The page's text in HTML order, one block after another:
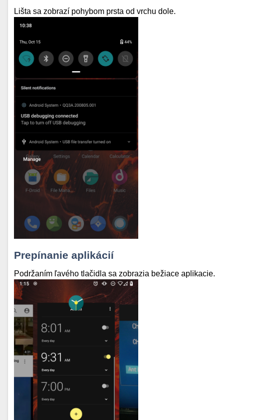
Lišta sa zobrazí pohybom prsta od vrchu dole.
Prepínanie aplikácií
Podržaním ľavého tlačidla sa zobrazia bežiace aplikacie.